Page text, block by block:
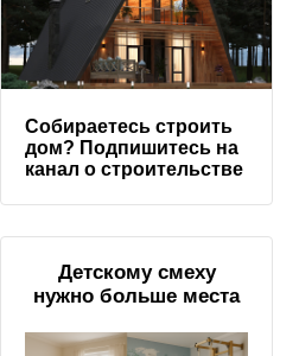
Собираетесь строить
дом? Подпишитесь на
канал о строительстве
Детскому смеху
нужно больше места